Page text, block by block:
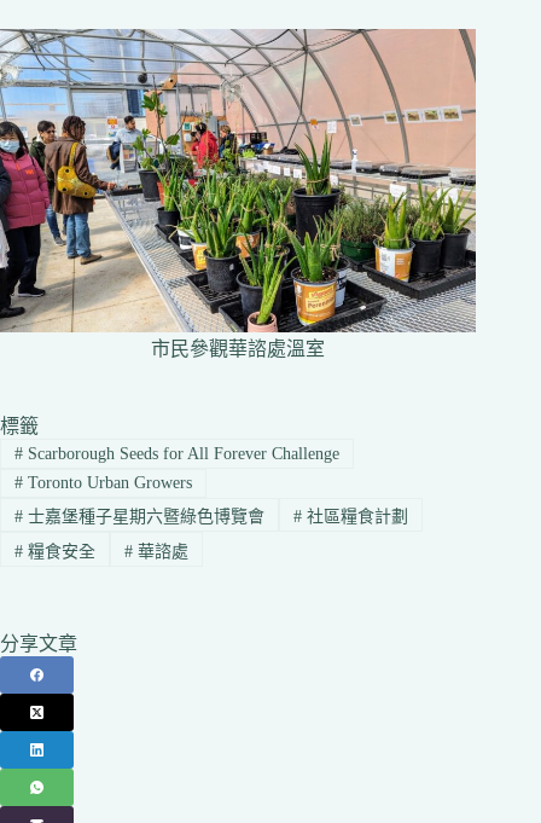
市民參觀華諮處溫室
標籤
#Scarborough Seeds for All Forever Challenge
#Toronto Urban Growers
#士嘉堡種子星期六暨綠色博覽會 #社區糧食計劃
#糧食安全 #華諮處
分享文章